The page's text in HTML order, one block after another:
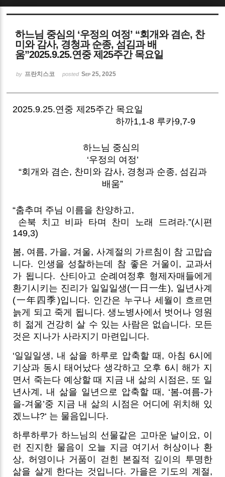
하느님 중심의 ‘우정의 여정’ “회개와 겸손, 찬
미와 감사, 경청과 순종, 섬김과 배
움”2025.9.25.연중 제25주간 목요일
by 프란치스코 posted Sep 25, 2025
2025.9.25.연중 제25주간 목요일
하까1,1-8 루카9,7-9
하느님 중심의
‘우정의 여정’
“회개와 겸손, 찬미와 감사, 경청과 순종, 섬김과
배움”
“춤추며 주님 이름을 찬양하고,
손북 치고 비파 타며 찬미 노래 드려라.”(시편
149,3)
봄, 여름, 가을, 겨울, 사계절의 가르침이 참 고맙습
니다. 인생을 성찰하는데 참 좋은 거울이, 교과서
가 됩니다. 산티아고 순례여정후 형제자매들에게
환기시키는 진리가 일일일생(一日一生), 일년사계
(一年四季)입니다. 인간은 누구나 세월이 흐르면
늙게 되고 죽게 됩니다. 생노병사에서 벗어나 영원
히 젊게 건강히 살 수 있는 사람은 없습니다. 모든
것은 지나가 사라지기 마련입니다.
‘일일일생, 내 삶을 하루로 압축할 때, 아침 6시에
기상과 동시 태어났다 생각하고 오후 6시 해가 지
면서 죽는다 예상할 때 지금 내 삶의 시점은, 또 일
년사계, 내 삶을 일년으로 압축할 때, ‘봄-여름-가
을-겨울’중 지금 내 삶의 시점은 어디에 위치해 있
겠느냐?‘ 는 물음입니다.
하루하루가 하느님의 선물같은 고마운 날이요, 이
런 진지한 물음이 오늘 지금 여기서 허상이나 환
상, 허영이나 거품이 걷힌 본질적 깊이의 투명한
삶을 살게 한다는 것입니다. 가을은 기도의 계절,
Sketchbook5, 스케치북5
Sketchbook5, 스케치북5